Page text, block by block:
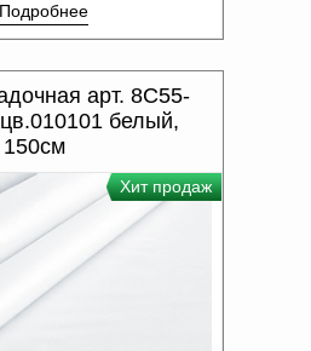
Подробнее
арт. 8С55-
белый,
Хит продаж